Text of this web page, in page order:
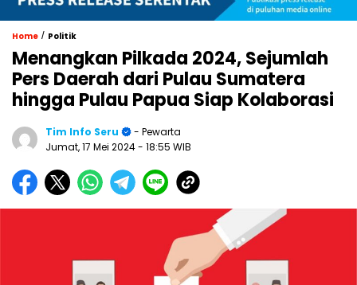
Home / Politik
Menangkan Pilkada 2024, Sejumlah
Pers Daerah dari Pulau Sumatera
hingga Pulau Papua Siap Kolaborasi
Tim Info Seru
- Pewarta
Jumat, 17 Mei 2024- 18:55 WIB